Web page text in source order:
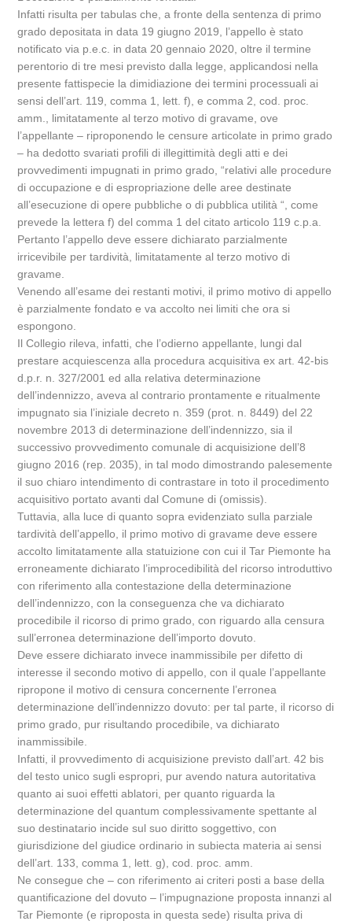
Infatti risulta per tabulas che, a fronte della sentenza di primo
grado depositata in data 19 giugno 2019, l’appello è stato
notificato via p.e.c. in data 20 gennaio 2020, oltre il termine
perentorio di tre mesi previsto dalla legge, applicandosi nella
presente fattispecie la dimidiazione dei termini processuali ai
sensi dell’art. 119, comma 1, lett. f), e comma 2, cod. proc.
amm., limitatamente al terzo motivo di gravame, ove
l’appellante – riproponendo le censure articolate in primo grado
– ha dedotto svariati profili di illegittimità degli atti e dei
provvedimenti impugnati in primo grado, “relativi alle procedure
di occupazione e di espropriazione delle aree destinate
all’esecuzione di opere pubbliche o di pubblica utilità “, come
prevede la lettera f) del comma 1 del citato articolo 119 c.p.a.
Pertanto l’appello deve essere dichiarato parzialmente
irricevibile per tardività, limitatamente al terzo motivo di
gravame.
Venendo all’esame dei restanti motivi, il primo motivo di appello
è parzialmente fondato e va accolto nei limiti che ora si
espongono.
Il Collegio rileva, infatti, che l’odierno appellante, lungi dal
prestare acquiescenza alla procedura acquisitiva ex art. 42-bis
d.p.r. n. 327/2001 ed alla relativa determinazione
dell’indennizzo, aveva al contrario prontamente e ritualmente
impugnato sia l’iniziale decreto n. 359 (prot. n. 8449) del 22
novembre 2013 di determinazione dell’indennizzo, sia il
successivo provvedimento comunale di acquisizione dell’8
giugno 2016 (rep. 2035), in tal modo dimostrando palesemente
il suo chiaro intendimento di contrastare in toto il procedimento
acquisitivo portato avanti dal Comune di (omissis).
Tuttavia, alla luce di quanto sopra evidenziato sulla parziale
tardività dell’appello, il primo motivo di gravame deve essere
accolto limitatamente alla statuizione con cui il Tar Piemonte ha
erroneamente dichiarato l’improcedibilità del ricorso introduttivo
con riferimento alla contestazione della determinazione
dell’indennizzo, con la conseguenza che va dichiarato
procedibile il ricorso di primo grado, con riguardo alla censura
sull’erronea determinazione dell’importo dovuto.
Deve essere dichiarato invece inammissibile per difetto di
interesse il secondo motivo di appello, con il quale l’appellante
ripropone il motivo di censura concernente l’erronea
determinazione dell’indennizzo dovuto: per tal parte, il ricorso di
primo grado, pur risultando procedibile, va dichiarato
inammissibile.
Infatti, il provvedimento di acquisizione previsto dall’art. 42 bis
del testo unico sugli espropri, pur avendo natura autoritativa
quanto ai suoi effetti ablatori, per quanto riguarda la
determinazione del quantum complessivamente spettante al
suo destinatario incide sul suo diritto soggettivo, con
giurisdizione del giudice ordinario in subiecta materia ai sensi
dell’art. 133, comma 1, lett. g), cod. proc. amm.
Ne consegue che – con riferimento ai criteri posti a base della
quantificazione del dovuto – l’impugnazione proposta innanzi al
Tar Piemonte (e riproposta in questa sede) risulta priva di